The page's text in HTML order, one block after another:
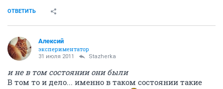
ОТВЕТИТЬ
Алексий
экспериментатор
31 июля 2011 Stazherka
и не в том состоянии они были
В том то и дело... именно в таком состоянии такие